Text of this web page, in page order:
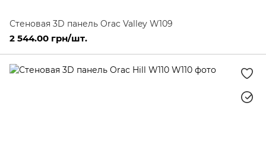
Стеновая 3D панель Orac Valley W109
2 544.00 грн/шт.